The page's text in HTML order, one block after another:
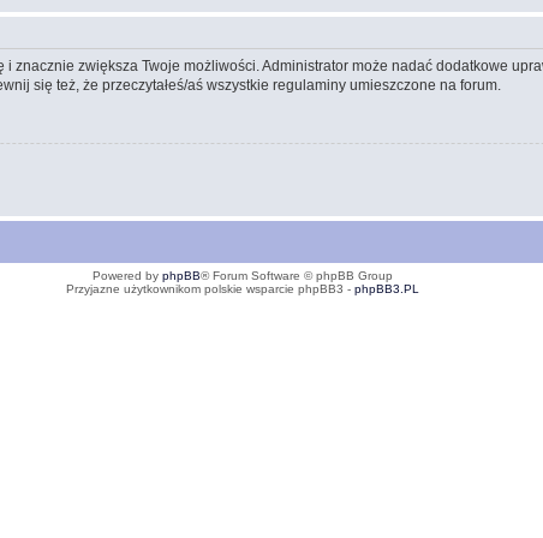
zwiększa Twoje możliwości. Administrator może nadać dodatkowe
się też, że przeczytałeś/aś wszystkie regulaminy umieszczone na forum.
Powered by phpBB® Forum Software © phpBB Group
Przyjazne użytkownikom polskie wsparcie phpBB3 - phpBB3.PL